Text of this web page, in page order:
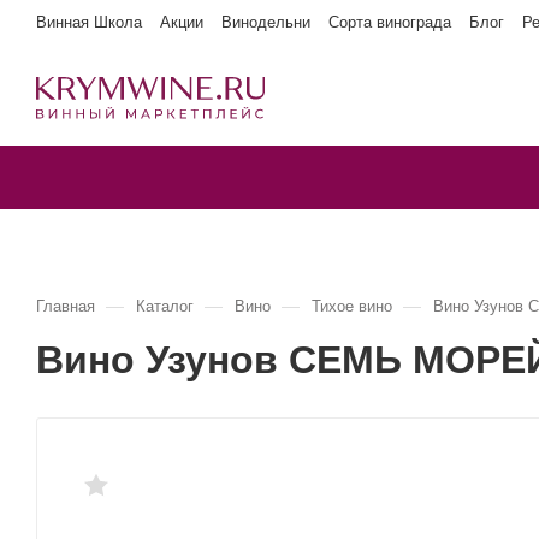
Винная Школа Акции Винодельни Сорта винограда Блог
Главная — Каталог — Вино — Тихое вино — Вино
Вино Узунов СЕМЬ